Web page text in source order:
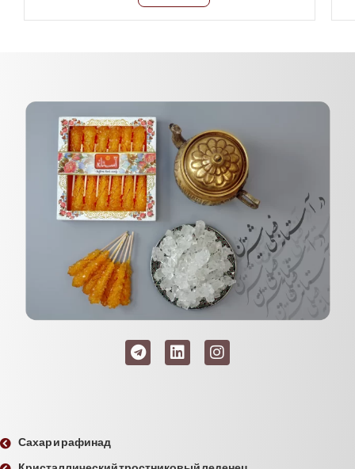
Сахар и рафинад